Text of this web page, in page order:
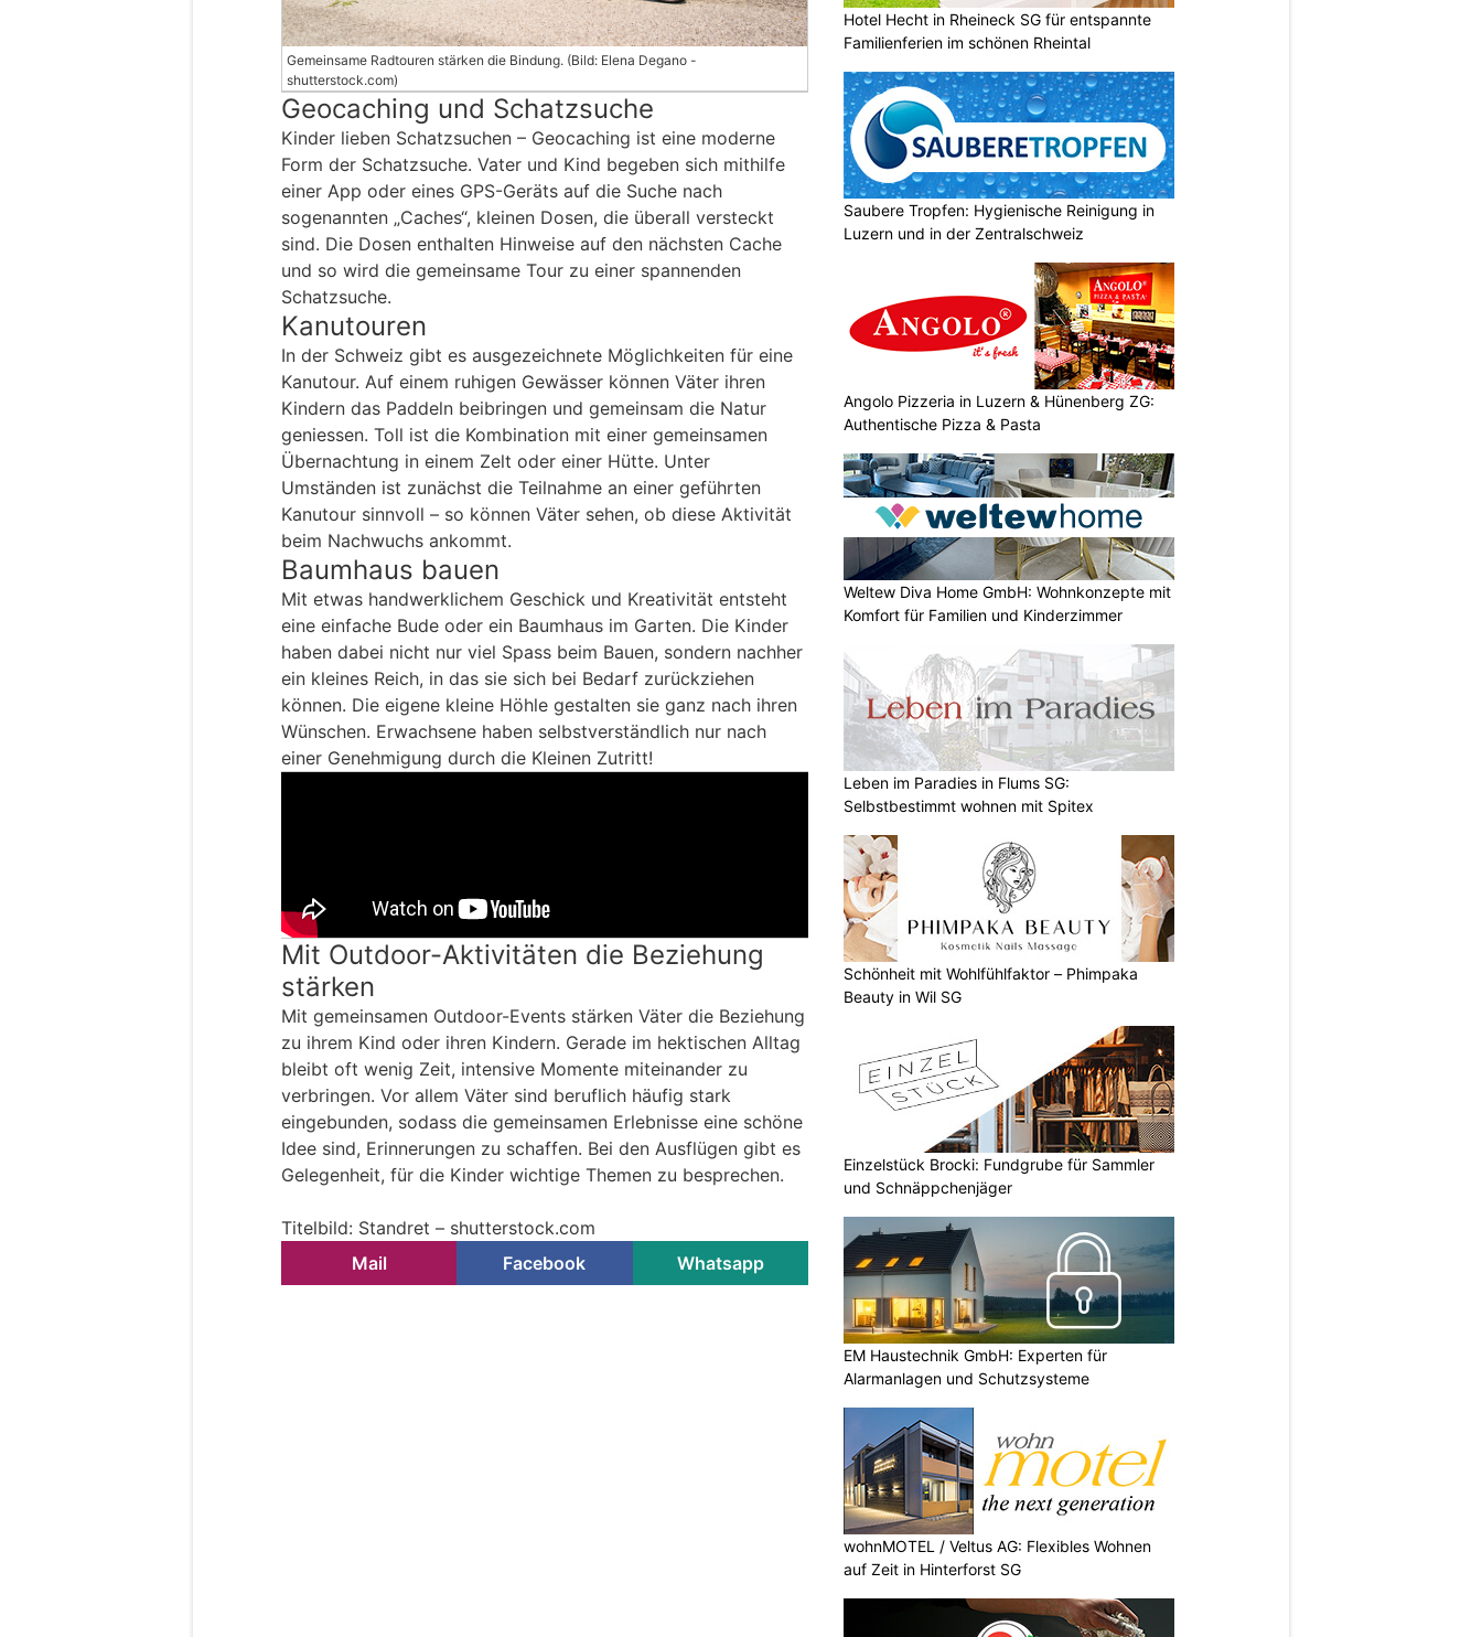
Gemeinsame Radtouren stärken die Bindung. (Bild: Elena Degano -
shutterstock.com)
Geocaching und Schatzsuche
Kinder lieben Schatzsuchen – Geocaching ist eine moderne
Form der Schatzsuche. Vater und Kind begeben sich mithilfe
einer App oder eines GPS-Geräts auf die Suche nach
sogenannten „Caches“, kleinen Dosen, die überall versteckt
sind. Die Dosen enthalten Hinweise auf den nächsten Cache
und so wird die gemeinsame Tour zu einer spannenden
Schatzsuche.
Kanutouren
In der Schweiz gibt es ausgezeichnete Möglichkeiten für eine
Kanutour. Auf einem ruhigen Gewässer können Väter ihren
Kindern das Paddeln beibringen und gemeinsam die Natur
geniessen. Toll ist die Kombination mit einer gemeinsamen
Übernachtung in einem Zelt oder einer Hütte. Unter
Umständen ist zunächst die Teilnahme an einer geführten
Kanutour sinnvoll – so können Väter sehen, ob diese Aktivität
beim Nachwuchs ankommt.
Baumhaus bauen
Mit etwas handwerklichem Geschick und Kreativität entsteht
eine einfache Bude oder ein Baumhaus im Garten. Die Kinder
haben dabei nicht nur viel Spass beim Bauen, sondern nachher
ein kleines Reich, in das sie sich bei Bedarf zurückziehen
können. Die eigene kleine Höhle gestalten sie ganz nach ihren
Wünschen. Erwachsene haben selbstverständlich nur nach
einer Genehmigung durch die Kleinen Zutritt!
Mit Outdoor-Aktivitäten die Beziehung
stärken
Mit gemeinsamen Outdoor-Events stärken Väter die Beziehung
zu ihrem Kind oder ihren Kindern. Gerade im hektischen Alltag
bleibt oft wenig Zeit, intensive Momente miteinander zu
verbringen. Vor allem Väter sind beruflich häufig stark
eingebunden, sodass die gemeinsamen Erlebnisse eine schöne
Idee sind, Erinnerungen zu schaffen. Bei den Ausflügen gibt es
Gelegenheit, für die Kinder wichtige Themen zu besprechen.
Titelbild: Standret – shutterstock.com
Mail
Facebook Whatsapp
Hotel Hecht in Rheineck SG für entspannte
Familienferien im schönen Rheintal
Saubere Tropfen: Hygienische Reinigung in
Luzern und in der Zentralschweiz
Angolo Pizzeria in Luzern & Hünenberg ZG:
Authentische Pizza & Pasta
Weltew Diva Home GmbH: Wohnkonzepte mit
Komfort für Familien und Kinderzimmer
Leben im Paradies in Flums SG:
Selbstbestimmt wohnen mit Spitex
Schönheit mit Wohlfühlfaktor – Phimpaka
Beauty in Wil SG
Einzelstück Brocki: Fundgrube für Sammler
und Schnäppchenjäger
EM Haustechnik GmbH: Experten für
Alarmanlagen und Schutzsysteme
wohnMOTEL / Veltus AG: Flexibles Wohnen
auf Zeit in Hinterforst SG